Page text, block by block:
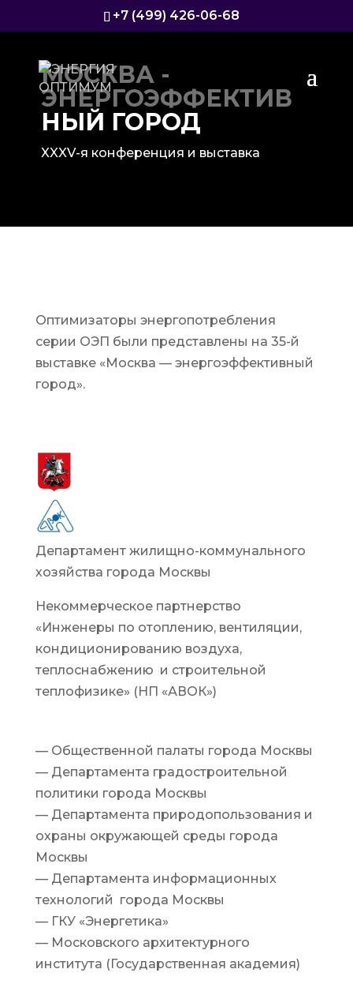
+7 (499) 426-06-68
МОСКВА -
ЭНЕРГОЭФФЕКТИВ
НЫЙ ГОРОД
XXXV-я конференция и выставка
Оптимизаторы энергопотребления
серии ОЭП были представлены на 35-й
выставке «Москва — энергоэффективный
город».
Департамент жилищно-коммунального
хозяйства города Москвы
Некоммерческое партнерство
«Инженеры по отоплению, вентиляции,
кондиционированию воздуха,
теплоснабжению и строительной
теплофизике» (НП «АВОК»)
— Общественной палаты города Москвы
— Департамента градостроительной
политики города Москвы
— Департамента природопользования и
охраны окружающей среды города
Москвы
— Департамента информационных
технологий города Москвы
— ГКУ «Энергетика»
— Московского архитектурного
института (Государственная академия)